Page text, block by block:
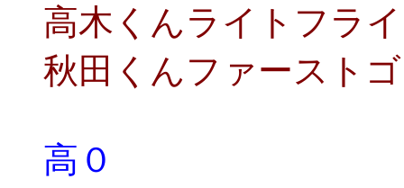
高木くんライトフラ
秋田くんファースト
高０